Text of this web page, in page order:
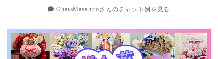
OhataMasahiroさんのチャット例を見る